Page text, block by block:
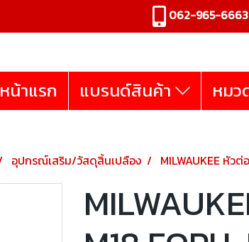
062-965-6663
หน้าแรก แบรนด์สินค้า หมว
อุปกรณ์เสริม/วัสดุสิ้นเปลือง MILWAUKEE หัว